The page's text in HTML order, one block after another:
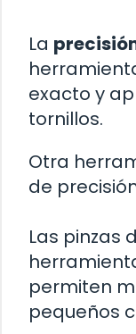
La
exacto y
tornillos.
Otra
de
Las pinzas
permiten
pequeños